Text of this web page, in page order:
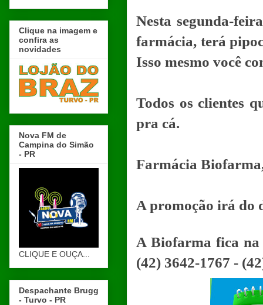
Nesta segunda-
farmácia, terá
Isso mesmo você
Todos os clientes
pra cá.
Farmácia
A promoção irá do
A Biofarma fica na
(42) 3642-1767 -
Clique na imagem e
confira as
novidades
Nova FM de
Campina do Simão
- PR
CLIQUE E OUÇA...
Despachante Brugg
- Turvo - PR